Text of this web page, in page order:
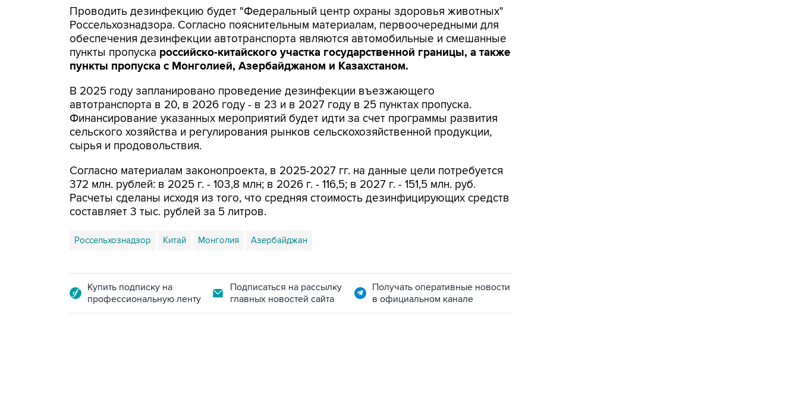
Проводить дезинфекцию будет "Федеральный центр охраны здоровья животных"
Россельхознадзора. Согласно пояснительным материалам, первоочередными для
обеспечения дезинфекции автотранспорта являются автомобильные и смешанные
пункты пропуска российско-китайского участка государственной границы, а также
пункты пропуска с Монголией, Азербайджаном и Казахстаном.
В 2025 году запланировано проведение дезинфекции въезжающего
автотранспорта в 20, в 2026 году - в 23 и в 2027 году в 25 пунктах пропуска.
Финансирование указанных мероприятий будет идти за счет программы развития
сельского хозяйства и регулирования рынков сельскохозяйственной продукции,
сырья и продовольствия.
Согласно материалам законопроекта, в 2025-2027 гг. на данные цели потребуется
372 млн. рублей: в 2025 г. - 103,8 млн; в 2026 г. - 116,5; в 2027 г. - 151,5 млн. руб.
Расчеты сделаны исходя из того, что средняя стоимость дезинфицирующих средств
составляет 3 тыс. рублей за 5 литров.
Россельхознадзор Китай Монголия Азербайджан
Купить подписку на
профессиональную ленту
Подписаться на рассылку
главных новостей сайта
Получать оперативные новости
в официальном канале